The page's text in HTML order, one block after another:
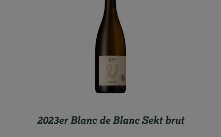
2023er Blanc de Blanc Sekt brut